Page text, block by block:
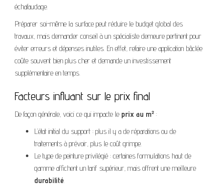
échafaudage.
Préparer soi-même la surface peut réduire le budget global des
travaux, mais demander conseil à un spécialiste demeure pertinent pour
éviter erreurs et dépenses inutiles. En effet, refaire une application bâclée
coûte souvent bien plus cher et demande un investissement
supplémentaire en temps.
Facteurs influant sur le prix final
De façon générale, voici ce qui impacte le prix au m² :
L’état initial du support : plus il y a de réparations ou de
traitements à prévoir, plus le coût grimpe.
Le type de peinture privilégié : certaines formulations haut de
gamme affichent un tarif supérieur, mais offrent une meilleure
durabilité.